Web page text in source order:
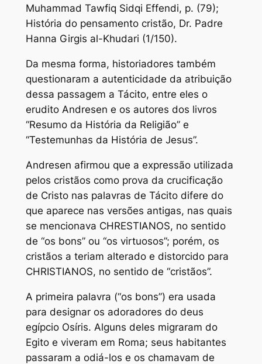
Muhammad Tawfiq Sidqi Effendi, p. (79);
História do pensamento cristão, Dr. Padre
Hanna Girgis al-Khudari (1/150).
Da mesma forma, historiadores também
questionaram a autenticidade da atribuição
dessa passagem a Tácito, entre eles o
erudito Andresen e os autores dos livros
“Resumo da História da Religião” e
“Testemunhas da História de Jesus”.
Andresen afirmou que a expressão utilizada
pelos cristãos como prova da crucificação
de Cristo nas palavras de Tácito difere do
que aparece nas versões antigas, nas quais
se mencionava CHRESTIANOS, no sentido
de “os bons” ou “os virtuosos”; porém, os
cristãos a teriam alterado e distorcido para
CHRISTIANOS, no sentido de “cristãos”.
A primeira palavra (“os bons”) era usada
para designar os adoradores do deus
egípcio Osíris. Alguns deles migraram do
Egito e viveram em Roma; seus habitantes
passaram a odiá-los e os chamavam de